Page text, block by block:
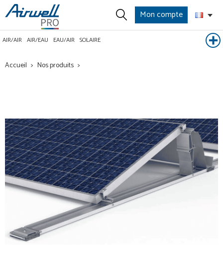
Mon compte
AIR/AIR AIR/EAU EAU/AIR SOLAIRE
Accueil Nos produits